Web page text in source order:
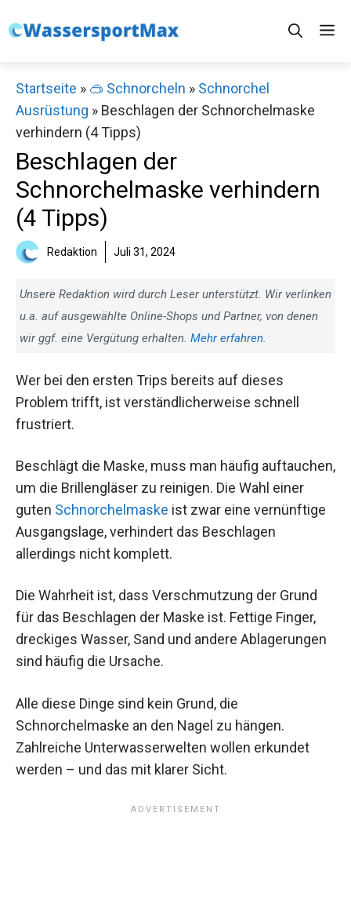
Inhalt
Startseite » 🥽 Schnorcheln » Schnorchel
Ausrüstung » Beschlagen der Schnorchelmaske
verhindern (4 Tipps)
Beschlagen der
Schnorchelmaske verhindern
(4 Tipps)
Redaktion Juli 31, 2024
Unsere Redaktion wird durch Leser unterstützt. Wir verlinken
u.a. auf ausgewählte Online-Shops und Partner, von denen
wir ggf. eine Vergütung erhalten. Mehr erfahren.
Wer bei den ersten Trips bereits auf dieses
Problem trifft, ist verständlicherweise schnell
frustriert.
Beschlägt die Maske, muss man häufig auftauchen,
um die Brillengläser zu reinigen. Die Wahl einer
guten Schnorchelmaske ist zwar eine vernünftige
Ausgangslage, verhindert das Beschlagen
allerdings nicht komplett.
Die Wahrheit ist, dass Verschmutzung der Grund
für das Beschlagen der Maske ist. Fettige Finger,
dreckiges Wasser, Sand und andere Ablagerungen
sind häufig die Ursache.
Alle diese Dinge sind kein Grund, die
Schnorchelmaske an den Nagel zu hängen.
Zahlreiche Unterwasserwelten wollen erkundet
werden – und das mit klarer Sicht.